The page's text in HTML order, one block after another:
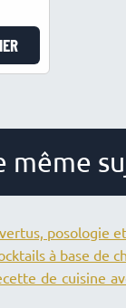
même
posologie
à base de
de cuisine